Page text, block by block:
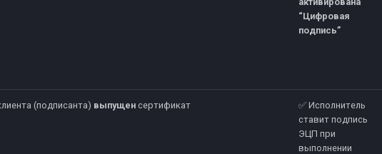
“Цифровая
подпись”
(подписанта) выпущен сертификат
✅ Исполнитель
ставит подпись
ЭЦП при
выполнении